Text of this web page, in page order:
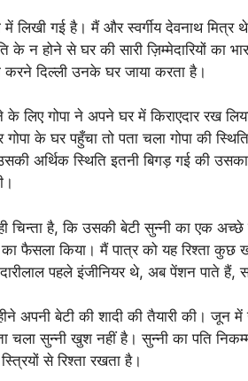
लिखी गई है। मैं और स्वर्गीय देवनाथ मित्र
न होने से घर की सारी ज़िम्मेदारियों का
करने दिल्ली उनके घर जाया करता है।
लिए गोपा ने अपने घर में किराएदार रख
के घर पहुँचा तो पता चला गोपा की
अर्थिक स्थिति इतनी बिगड़ गई की
चिन्ता है, कि उसकी बेटी सुन्नी का एक
फैसला किया। मैं पात्र को यह रिश्ता कुछ
पहले इंजीनियर थे, अब पेंशन पाते हैं,
अपनी बेटी की शादी की तैयारी की। जून में
चला सुन्नी खुश नहीं है। सुन्नी का पति
से रिश्ता रखता है।